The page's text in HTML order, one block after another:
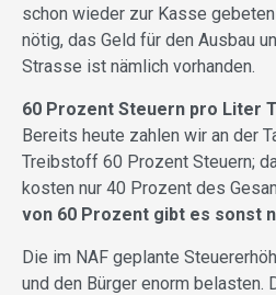
schon wieder zur Kasse
nötig, das Geld für den Ausbau
Strasse ist nämlich vorhanden.
60 Prozent Steuern pro Liter
Bereits heute zahlen wir an der
Treibstoff 60 Prozent Steuern;
kosten nur 40 Prozent des
von 60 Prozent gibt es sonst
Die im NAF geplante
und den Bürger enorm belasten.